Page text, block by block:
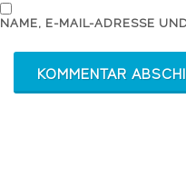
NAME, E-MAIL-ADRESSE